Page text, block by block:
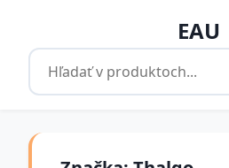
EAU